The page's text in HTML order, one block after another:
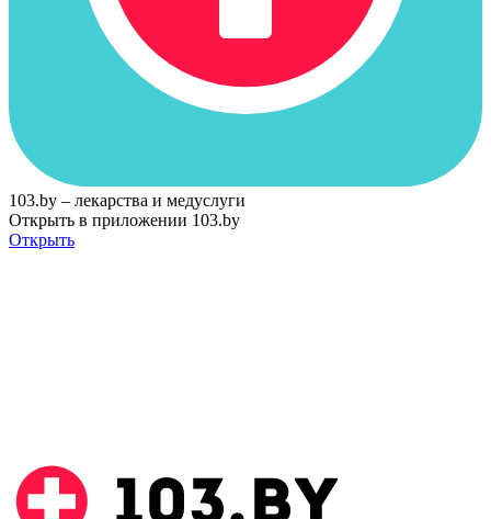
103.by – лекарства и медуслуги
Открыть в приложении 103.by
Открыть